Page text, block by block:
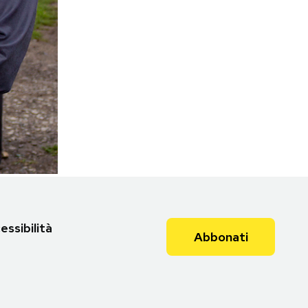
Abbonati